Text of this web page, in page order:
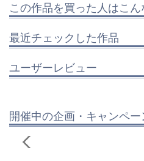
この作品を買った人はこ
最近チェックした作品
ユーザーレビュー
開催中の企画・キャンペー